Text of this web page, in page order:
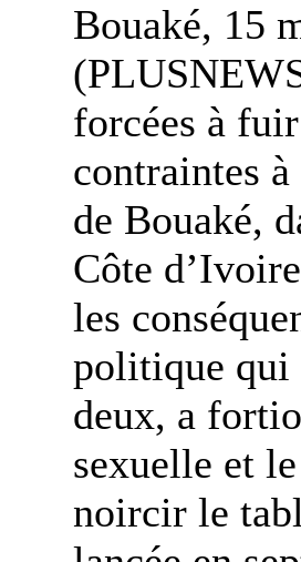
Bouaké, 15
forcées à
contraintes
de Bouaké,
Côte
les
politique qui
deux, a
sexuelle et
noircir le